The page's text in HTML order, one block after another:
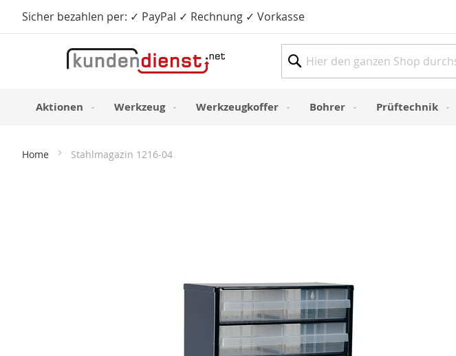
Sicher bezahlen per: ✓ PayPal ✓ Rechnung ✓ VorkasseDirekt
Aktionen Werkzeug Werkzeugkoffer Bohrer Prüftechnik
Home Stahlmagazin 1216-04